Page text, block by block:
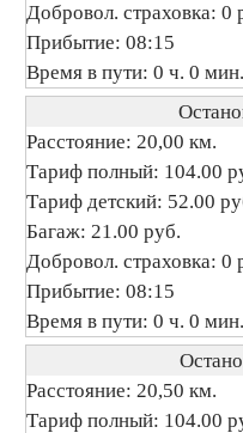
Добровол. страховка: 0
Прибытие: 08:15
Время в пути: 0 ч. 0 мин.
Расстояние: 20,00 км.
Тариф полный: 104.00
Тариф детский: 52.00
Багаж: 21.00 руб.
Добровол. страховка: 0
Прибытие: 08:15
Время в пути: 0 ч. 0 мин.
Расстояние: 20,50 км.
Тариф полный: 104.00